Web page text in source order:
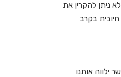
ניתן להקרין את
בקרב
ילווה אותנו